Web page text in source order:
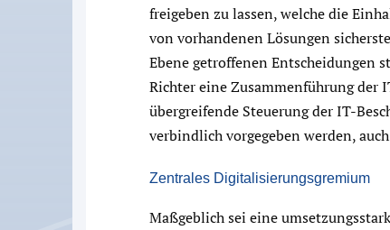
freigeben zu lassen, welche die
von vorhandenen Lösungen
Ebene getroffenen Entscheidungen
Richter eine Zusammenführung der
übergreifende Steuerung der IT-
verbindlich vorgegeben werden,
Zentrales Digitalisierungsgremium
Maßgeblich sei eine